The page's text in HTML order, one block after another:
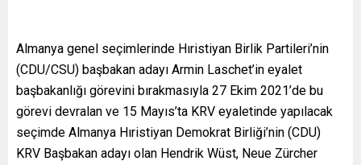
Almanya genel seçimlerinde Hıristiyan Birlik Partileri’nin
(CDU/CSU) başbakan adayı Armin Laschet’in eyalet
başbakanlığı görevini bırakmasıyla ​​​​​​​27 Ekim 2021’de bu
görevi devralan ve 15 Mayıs’ta KRV eyaletinde yapılacak
seçimde Almanya Hıristiyan Demokrat Birliği’nin (CDU)
KRV Başbakan adayı olan Hendrik Wüst, Neue Zürcher